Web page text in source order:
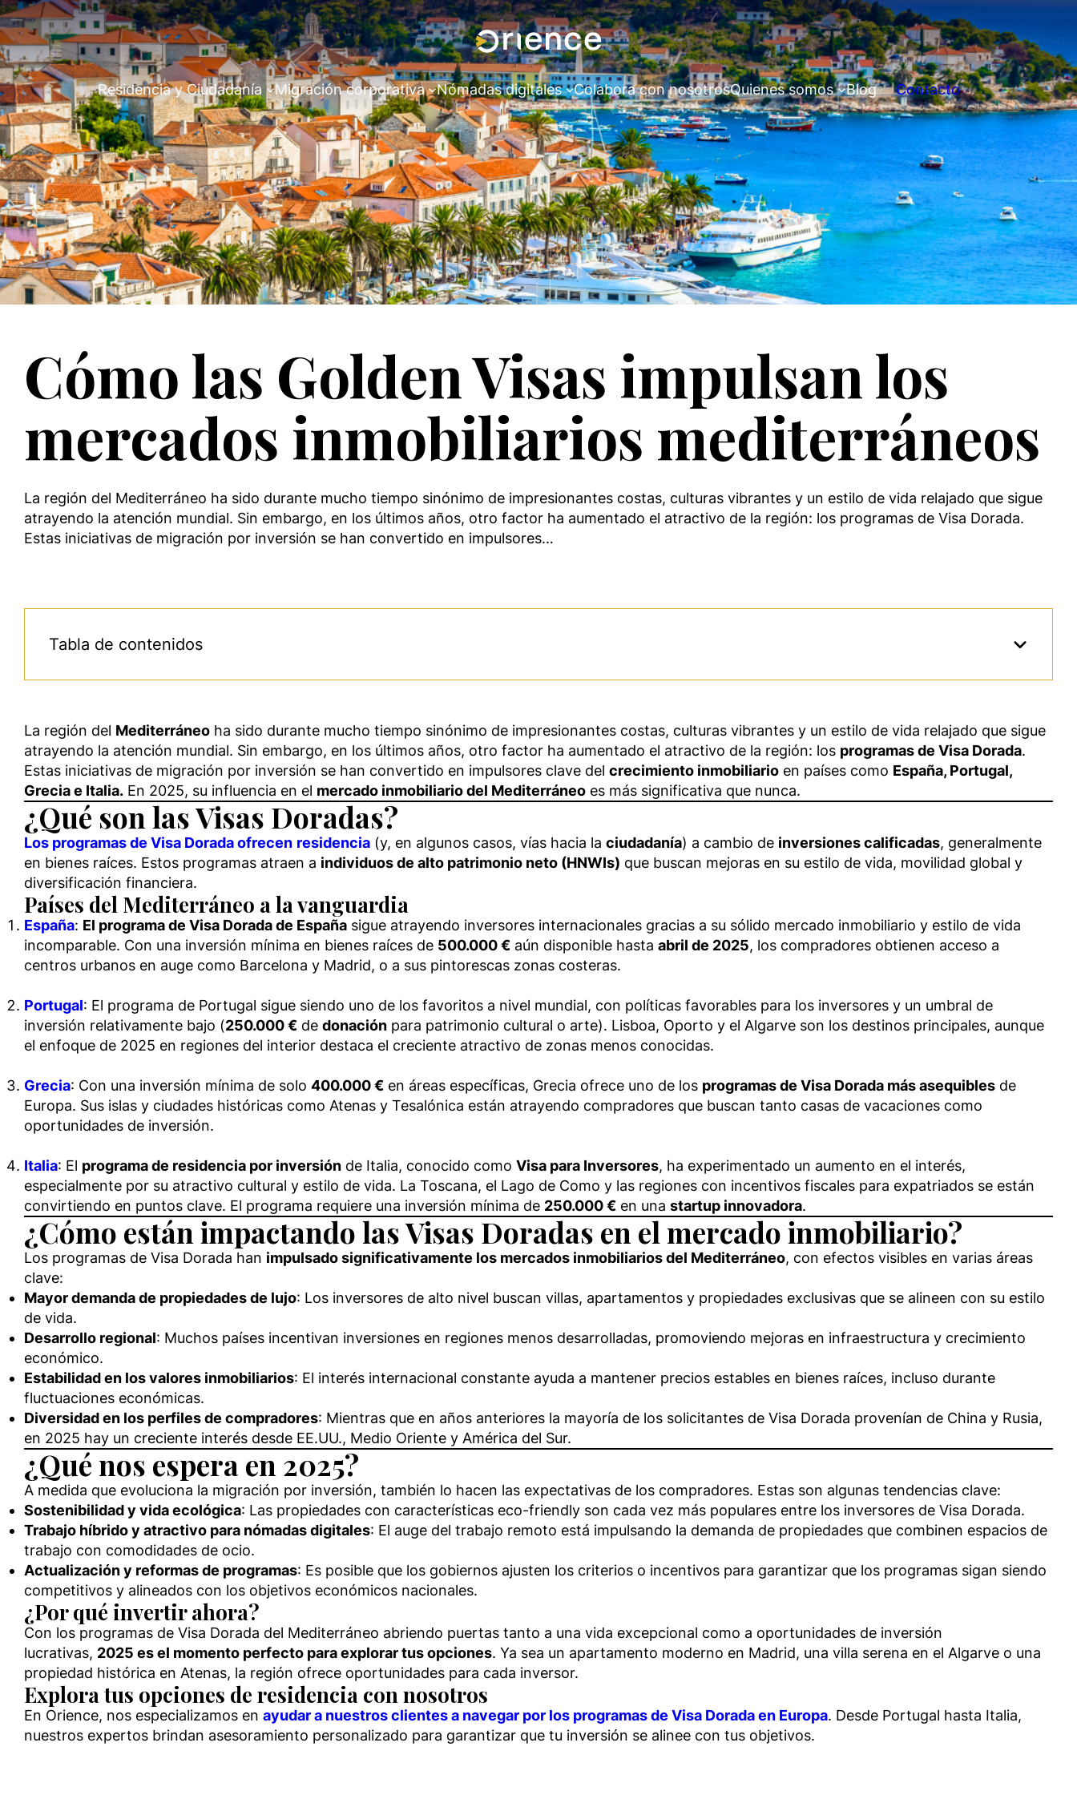
Residencia y Ciudadanía Migración corporativa Nómadas digitales Colabora con nosotrosQuienes somos Blog Contacto
Cómo las Golden Visas impulsan los
mercados inmobiliarios mediterráneos
La región del Mediterráneo ha sido durante mucho tiempo sinónimo de impresionantes costas, culturas vibrantes y un estilo de vida relajado que sigue
atrayendo la atención mundial. Sin embargo, en los últimos años, otro factor ha aumentado el atractivo de la región: los programas de Visa Dorada.
Estas iniciativas de migración por inversión se han convertido en impulsores…
Tabla de contenidos
La región del Mediterráneo ha sido durante mucho tiempo sinónimo de impresionantes costas, culturas vibrantes y un estilo de vida relajado que sigue
atrayendo la atención mundial. Sin embargo, en los últimos años, otro factor ha aumentado el atractivo de la región: los programas de Visa Dorada.
Estas iniciativas de migración por inversión se han convertido en impulsores clave del crecimiento inmobiliario en países como España, Portugal,
Grecia e Italia. En 2025, su influencia en el mercado inmobiliario del Mediterráneo es más significativa que nunca.
¿Qué son las Visas Doradas?
Los programas de Visa Dorada ofrecen residencia (y, en algunos casos, vías hacia la ciudadanía) a cambio de inversiones calificadas, generalmente
en bienes raíces. Estos programas atraen a individuos de alto patrimonio neto (HNWIs) que buscan mejoras en su estilo de vida, movilidad global y
diversificación financiera.
Países del Mediterráneo a la vanguardia
España: El programa de Visa Dorada de España sigue atrayendo inversores internacionales gracias a su sólido mercado inmobiliario y estilo de vida
incomparable. Con una inversión mínima en bienes raíces de 500.000 € aún disponible hasta abril de 2025, los compradores obtienen acceso a
centros urbanos en auge como Barcelona y Madrid, o a sus pintorescas zonas costeras.
Portugal: El programa de Portugal sigue siendo uno de los favoritos a nivel mundial, con políticas favorables para los inversores y un umbral de
inversión relativamente bajo (250.000 € de donación para patrimonio cultural o arte). Lisboa, Oporto y el Algarve son los destinos principales, aunque
el enfoque de 2025 en regiones del interior destaca el creciente atractivo de zonas menos conocidas.
Grecia: Con una inversión mínima de solo 400.000 € en áreas específicas, Grecia ofrece uno de los programas de Visa Dorada más asequibles de
Europa. Sus islas y ciudades históricas como Atenas y Tesalónica están atrayendo compradores que buscan tanto casas de vacaciones como
oportunidades de inversión.
Italia: El programa de residencia por inversión de Italia, conocido como Visa para Inversores, ha experimentado un aumento en el interés,
especialmente por su atractivo cultural y estilo de vida. La Toscana, el Lago de Como y las regiones con incentivos fiscales para expatriados se están
convirtiendo en puntos clave. El programa requiere una inversión mínima de 250.000 € en una startup innovadora.
¿Cómo están impactando las Visas Doradas en el mercado inmobiliario?
Los programas de Visa Dorada han impulsado significativamente los mercados inmobiliarios del Mediterráneo, con efectos visibles en varias áreas
clave:
Mayor demanda de propiedades de lujo: Los inversores de alto nivel buscan villas, apartamentos y propiedades exclusivas que se alineen con su estilo
de vida.
Desarrollo regional: Muchos países incentivan inversiones en regiones menos desarrolladas, promoviendo mejoras en infraestructura y crecimiento
económico.
Estabilidad en los valores inmobiliarios: El interés internacional constante ayuda a mantener precios estables en bienes raíces, incluso durante
fluctuaciones económicas.
Diversidad en los perfiles de compradores: Mientras que en años anteriores la mayoría de los solicitantes de Visa Dorada provenían de China y Rusia,
en 2025 hay un creciente interés desde EE.UU., Medio Oriente y América del Sur.
¿Qué nos espera en 2025?
A medida que evoluciona la migración por inversión, también lo hacen las expectativas de los compradores. Estas son algunas tendencias clave:
Sostenibilidad y vida ecológica: Las propiedades con características eco-friendly son cada vez más populares entre los inversores de Visa Dorada.
Trabajo híbrido y atractivo para nómadas digitales: El auge del trabajo remoto está impulsando la demanda de propiedades que combinen espacios de
trabajo con comodidades de ocio.
Actualización y reformas de programas: Es posible que los gobiernos ajusten los criterios o incentivos para garantizar que los programas sigan siendo
competitivos y alineados con los objetivos económicos nacionales.
¿Por qué invertir ahora?
Con los programas de Visa Dorada del Mediterráneo abriendo puertas tanto a una vida excepcional como a oportunidades de inversión
lucrativas, 2025 es el momento perfecto para explorar tus opciones. Ya sea un apartamento moderno en Madrid, una villa serena en el Algarve o una
propiedad histórica en Atenas, la región ofrece oportunidades para cada inversor.
Explora tus opciones de residencia con nosotros
En Orience, nos especializamos en ayudar a nuestros clientes a navegar por los programas de Visa Dorada en Europa. Desde Portugal hasta Italia,
nuestros expertos brindan asesoramiento personalizado para garantizar que tu inversión se alinee con tus objetivos.